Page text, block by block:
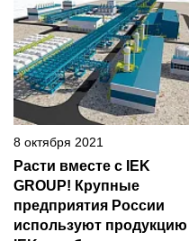
8 октября 2021
Расти вместе с IEK
GROUP! Крупные
предприятия России
используют продукцию